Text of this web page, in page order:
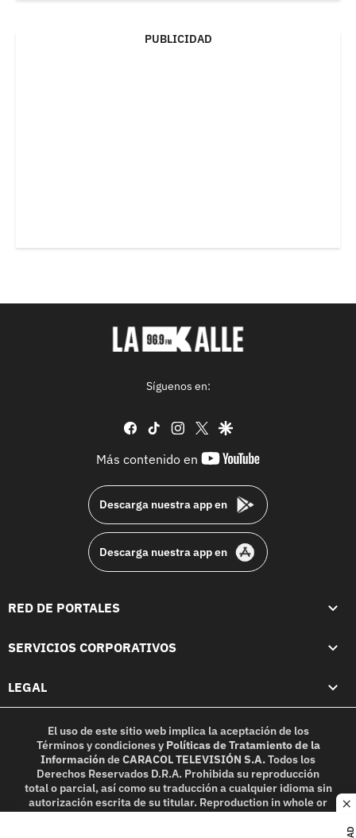
PUBLICIDAD
Síguenos en:
facebook
tiktok instagram
twittergoogle
Más contenido en
youtube-
Descarga nuestra app en
Descarga nuestra app en
RED DE PORTALES
SERVICIOS CORPORATIVOS
LEGAL
El uso de este sitio web implica la aceptación de los
Términos y condicionesy Políticas de Tratamiento de la
InformacióndeCARACOL TELEVISIÓN S.A.Todos los
Derechos Reservados D.R.A. Prohibida su reproducción
total o parcial, así como su traducción a cualquier idioma sin
autorización escrita de su titular. Reproduction in whole or